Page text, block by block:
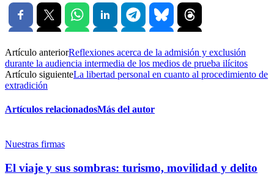
Artículo anteriorReflexiones acerca de la admisión y exclusión
durante la audiencia intermedia de los medios de prueba ilícitos
Artículo siguienteLa libertad personal en cuanto al procedimiento de
extradición
Artículos relacionadosMás del autor
Nuestras firmas
El viaje y sus sombras: turismo, movilidad y delito